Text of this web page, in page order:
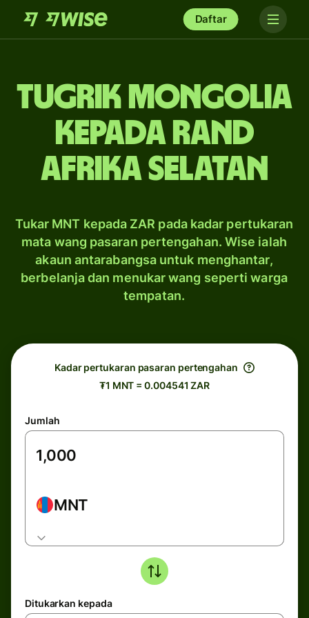
Daftar
tugrik Mongolia
kepada rand
Afrika Selatan
Tukar MNT kepada ZAR pada kadar pertukaran
mata wang pasaran pertengahan. Wise ialah
akaun antarabangsa untuk menghantar,
berbelanja dan menukar wang seperti warga
tempatan.
Kadar pertukaran pasaran pertengahan
₮1 MNT = 0.004541 ZAR
Jumlah
MNT
Ditukarkan kepada